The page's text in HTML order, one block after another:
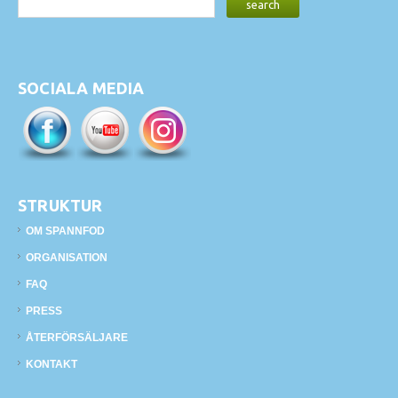
SOCIALA MEDIA
STRUKTUR
OM SPANNFOD
ORGANISATION
FAQ
PRESS
ÅTERFÖRSÄLJARE
KONTAKT